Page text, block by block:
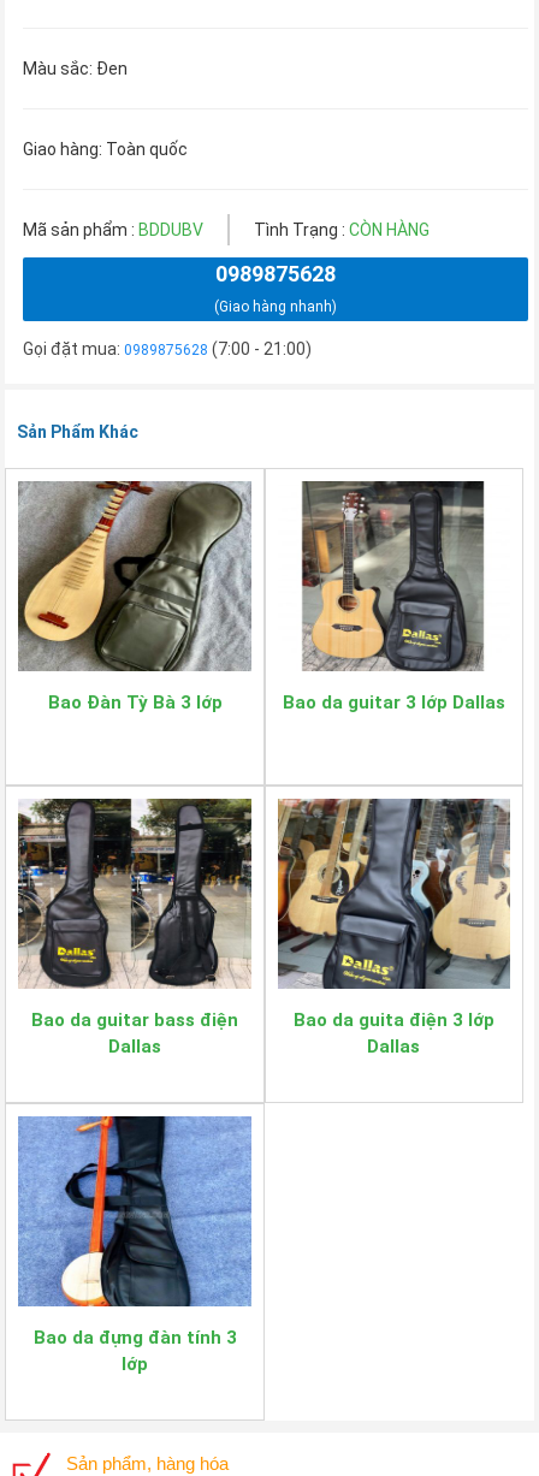
Màu sắc: Đen
Giao hàng: Toàn quốc
Mã sản phẩm : BDDUBV Tình Trạng : CÒN HÀNG
0989875628
(Giao hàng nhanh)
Gọi đặt mua:0989875628 (7:00 - 21:00)
Sản Phẩm Khác
Bao Đàn Tỳ Bà 3 lớp Bao da guitar 3 lớp Dallas
Bao da guitar bass điện
Dallas
Bao da guita điện 3 lớp
Dallas
Bao da đựng đàn tính 3
lớp
Sản phẩm, hàng hóa